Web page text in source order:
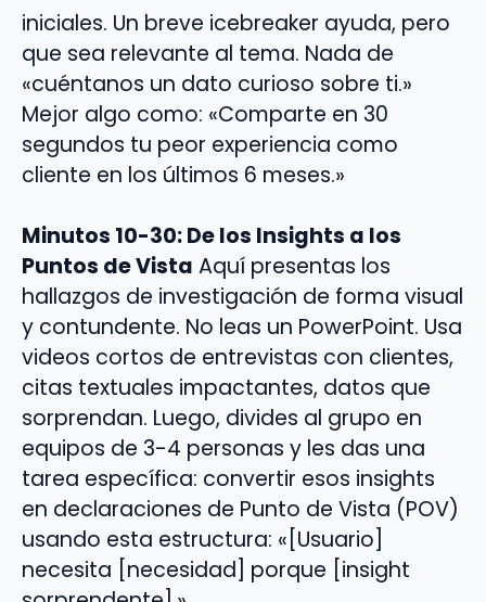
iniciales. Un breve icebreaker ayuda, pero
que sea relevante al tema. Nada de
«cuéntanos un dato curioso sobre ti.»
Mejor algo como: «Comparte en 30
segundos tu peor experiencia como
cliente en los últimos 6 meses.»
Minutos 10-30: De los Insights a los
Puntos de Vista Aquí presentas los
hallazgos de investigación de forma visual
y contundente. No leas un PowerPoint. Usa
videos cortos de entrevistas con clientes,
citas textuales impactantes, datos que
sorprendan. Luego, divides al grupo en
equipos de 3-4 personas y les das una
tarea específica: convertir esos insights
en declaraciones de Punto de Vista (POV)
usando esta estructura: «[Usuario]
necesita [necesidad] porque [insight